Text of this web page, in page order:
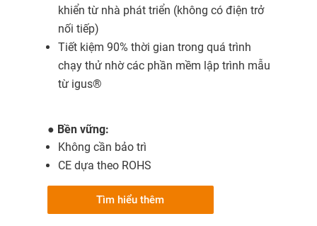
khiển từ nhà phát triển (không có điện trở
nối tiếp)
Tiết kiệm 90% thời gian trong quá trình
chạy thử nhờ các phần mềm lập trình mẫu
từ igus®
● Bền vững:
Không cần bảo trì
CE dựa theo ROHS
Tìm hiểu thêm